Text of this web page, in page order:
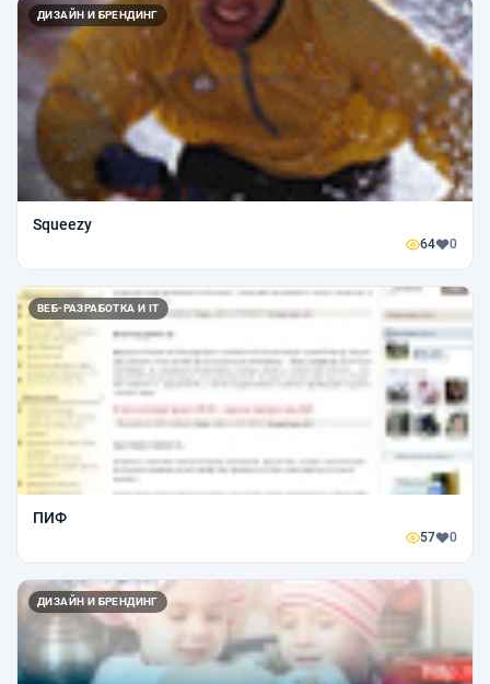
ДИЗАЙН И БРЕНДИНГ
Squeezy
64 0
ВЕБ-РАЗРАБОТКА И IT
ПИФ
57 0
ДИЗАЙН И БРЕНДИНГ